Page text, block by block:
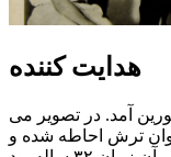
هدایت کننده
۱۹۶۳ از برگامو به تورین آمد. در تصویر می
جوان ترش احاطه شده و